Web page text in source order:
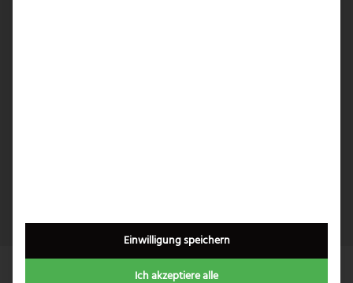
Einwilligung speichern
Ich akzeptiere alle